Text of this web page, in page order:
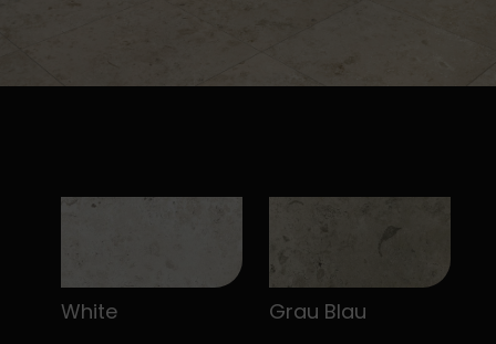
White Grau Blau